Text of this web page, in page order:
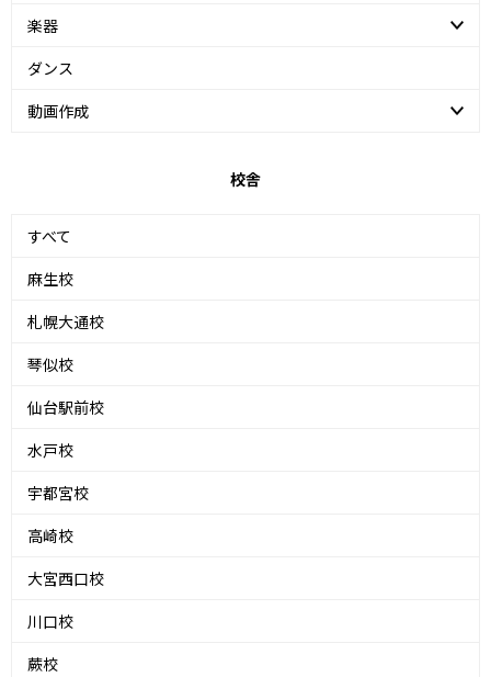
楽器
ダンス
動画作成
校舎
すべて
麻生校
札幌大通校
琴似校
仙台駅前校
水戸校
宇都宮校
高崎校
大宮西口校
川口校
蕨校